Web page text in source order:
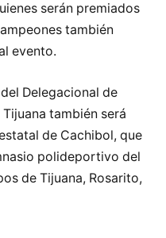
serán premiados
también
evento.
Delegacional de
también será
de Cachibol, que
polideportivo del
de Tijuana, Rosarito,